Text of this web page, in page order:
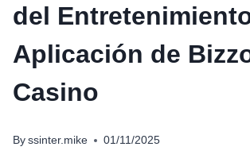
สินค้าตามแบรนด์
del
Aplicación de
Casino
By ssinter.mike 01/11/2025